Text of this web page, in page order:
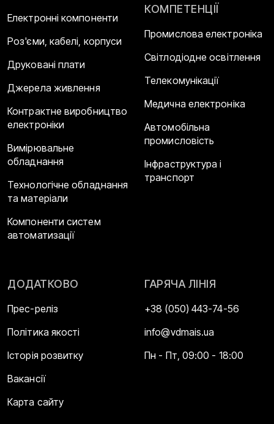
Електронні компоненти
Роз'єми, кабелі, корпуси
Друковані плати
Джерела живлення
Контрактне виробництво
електроніки
Вимірювальне
обладнання
Технологічне обладнання
та матеріали
Компоненти систем
автоматизації
КОМПЕТЕНЦІЇ
Промислова електроніка
Світлодіодне освітлення
Телекомунікації
Медична електроніка
Автомобільна
промисловість
Інфраструктура і
транспорт
ДОДАТКОВО
Прес-реліз
Політика якості
Історія розвитку
Вакансії
Карта сайту
ГАРЯЧА ЛІНІЯ
+38 (050) 443-74-56
info@vdmais.ua
Пн - Пт, 09:00 - 18:00